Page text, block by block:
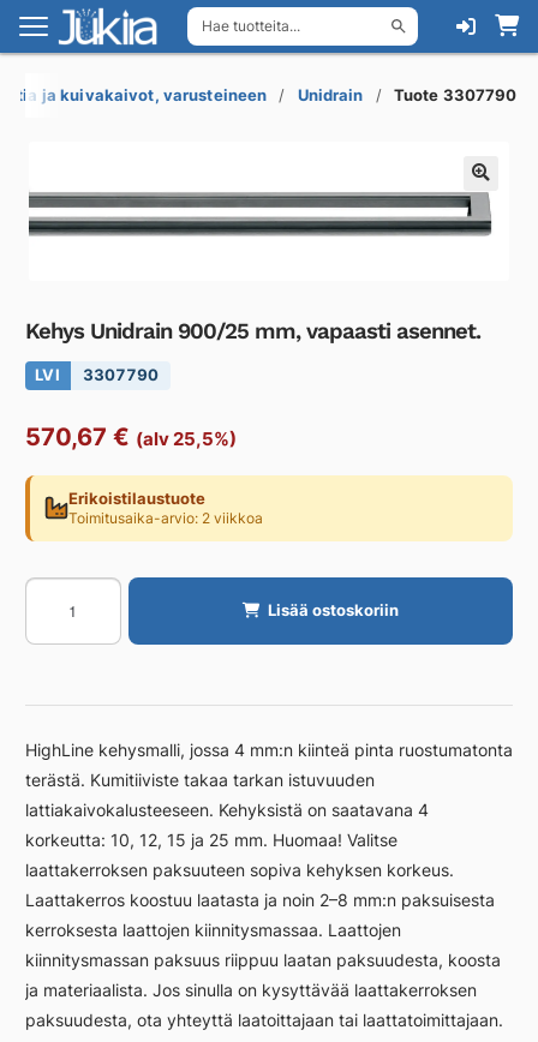
Hae tuotteita...
Siirry
navigointiin
Siirry
sisältöön
ja kuivakaivot, varusteineen Unidrain Tuote 3307790
Kehys Unidrain 900/25 mm, vapaasti asennet.
LVI 3307790
570,67 € (alv 25,5%)
Erikoistilaustuote
Toimitusaika-arvio: 2 viikkoa
Kehys
Unidrain
900/25
vapaasti
määrä
Lisää ostoskoriin
HighLine kehysmalli, jossa 4 mm:n kiinteä pinta ruostumatonta
terästä. Kumitiiviste takaa tarkan istuvuuden
lattiakaivokalusteeseen. Kehyksistä on saatavana 4
korkeutta: 10, 12, 15 ja 25 mm. Huomaa! Valitse
laattakerroksen paksuuteen sopiva kehyksen korkeus.
Laattakerros koostuu laatasta ja noin 2–8 mm:n paksuisesta
kerroksesta laattojen kiinnitysmassaa. Laattojen
kiinnitysmassan paksuus riippuu laatan paksuudesta, koosta
ja materiaalista. Jos sinulla on kysyttävää laattakerroksen
paksuudesta, ota yhteyttä laatoittajaan tai laattatoimittajaan.